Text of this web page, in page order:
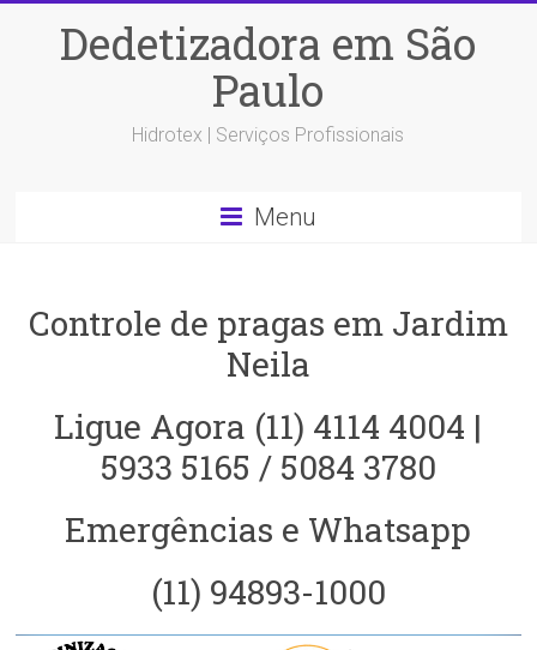
Dedetizadora em São
Paulo
Hidrotex | Serviços Profissionais
Menu
Controle de pragas em Jardim
Neila
Ligue Agora (11) 4114 4004 |
5933 5165 / 5084 3780
Emergências e Whatsapp
(11) 94893-1000